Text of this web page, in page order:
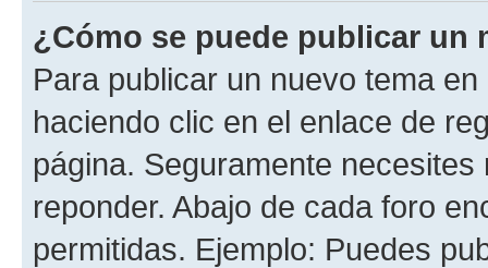
¿Cómo se puede publicar un
Para publicar un nuevo tema
haciendo clic en el enlace de
página. Seguramente
reponder. Abajo de cada foro
permitidas. Ejemplo: Puedes